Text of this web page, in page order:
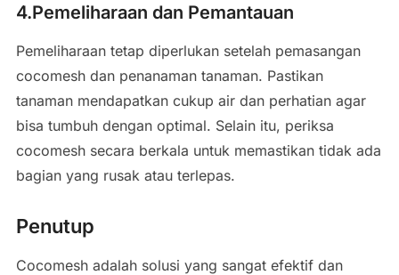
4.Pemeliharaan dan Pemantauan
Pemeliharaan tetap diperlukan setelah pemasangan
cocomesh dan penanaman tanaman. Pastikan
tanaman mendapatkan cukup air dan perhatian agar
bisa tumbuh dengan optimal. Selain itu, periksa
cocomesh secara berkala untuk memastikan tidak ada
bagian yang rusak atau terlepas.
Penutup
Cocomesh adalah solusi yang sangat efektif dan